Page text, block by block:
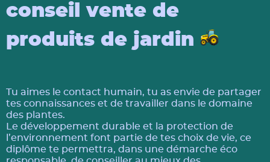
conseil vente de
produits de jardin
Tu aimes le contact humain, tu as envie de partager
tes connaissances et de travailler dans le domaine
des plantes.
Le développement durable et la protection de
l’environnement font partie de tes choix de vie, ce
diplôme te permettra, dans une démarche éco